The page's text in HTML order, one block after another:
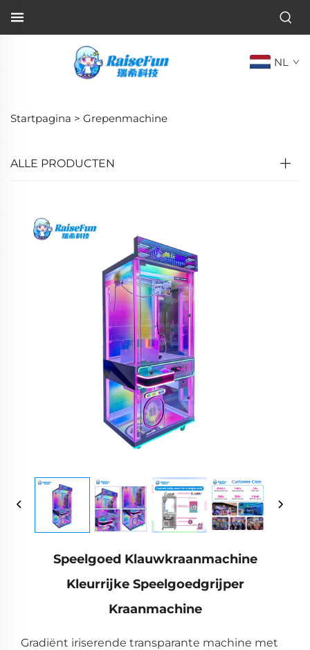
NL
Startpagina > Grepenmachine
ALLE PRODUCTEN
Speelgoed Klauwkraanmachine
Kleurrijke Speelgoedgrijper
Kraanmachine
Gradiënt iriserende transparante machine met